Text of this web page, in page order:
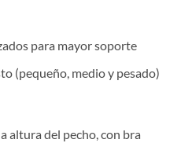
para mayor soporte
(pequeño, medio y pesado)
altura del pecho, con bra